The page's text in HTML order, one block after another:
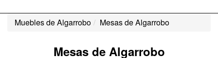
Muebles de Algarrobo Mesas de Algarrobo
Mesas de Algarrobo